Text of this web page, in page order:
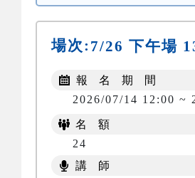
場次: 7/26 下午場
報 名 期 間
2026/07/14 12:00 ~
名 額
24
講 師